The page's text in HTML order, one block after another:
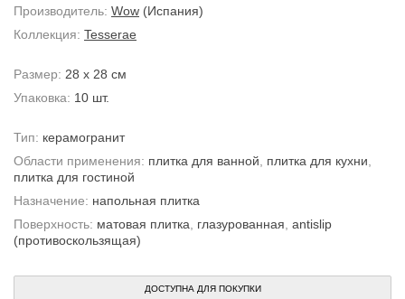
Производитель: Wow (Испания)
Коллекция: Tesserae
Размер: 28 x 28 см
Упаковка: 10 шт.
Тип: керамогранит
Области применения: плитка для ванной плитка для кухни
плитка для гостиной
Назначение: напольная плитка
Поверхность: матовая плитка глазурованная antislip
(противоскользящая)
ДОСТУПНА ДЛЯ ПОКУПКИ